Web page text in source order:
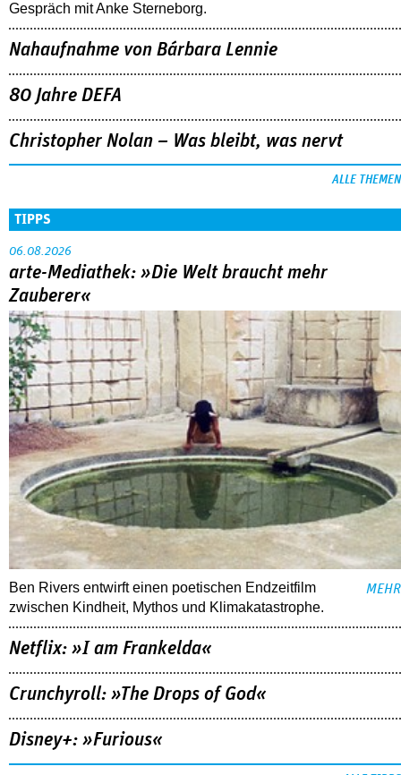
Gespräch mit Anke Sterneborg.
Nahaufnahme von Bárbara Lennie
80 Jahre DEFA
Christopher Nolan – Was bleibt, was nervt
ALLE THEMEN
TIPPS
06.08.2026
arte-Mediathek: »Die Welt braucht mehr
Zauberer«
Ben Rivers entwirft einen poetischen Endzeitfilm
zwischen Kindheit, Mythos und Klimakatastrophe.
MEHR
Netflix: »I am Frankelda«
Crunchyroll: »The Drops of God«
Disney+: »Furious«